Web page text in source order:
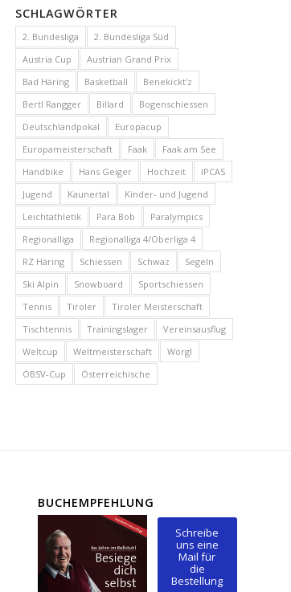
SCHLAGWÖRTER
2. Bundesliga
2. Bundesliga Süd
Austria Cup
Austrian Grand Prix
Bad Häring
Basketball
Benekickt'z
Bertl Rangger
Billard
Bogenschiessen
Deutschlandpokal
Europacup
Europameisterschaft
Faak
Faak am See
Handbike
Hans Geiger Hochzeit
IPCAS
Jugend
Kaunertal
Kinder- und Jugend
Leichtathletik
Para Bob
Paralympics
Regionalliga
Regionalliga 4/Oberliga 4
RZ Häring
Schiessen Schwaz
Segeln
Ski Alpin
Snowboard
Sportschiessen
Tennis
Tiroler
Tiroler Meisterschaft
Tischtennis
Trainingslager
Vereinsausflug
Weltcup
Weltmeisterschaft
Wörgl
ÖBSV-Cup
Österreichische
BUCHEMPFEHLUNG
Schreibe
uns eine
Mail für
die
Bestellung